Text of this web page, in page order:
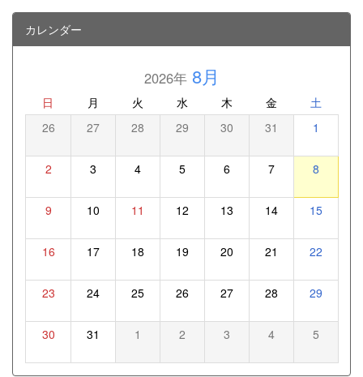
カレンダー
2026年8月
日 月 火 水 木 金 土
26 27 28 29 30 31 1
2 3 4 5 6 7 8
9 10 11 12 13 14 15
16 17 18 19 20 21 22
23 24 25 26 27 28 29
30 31 1 2 3 4 5